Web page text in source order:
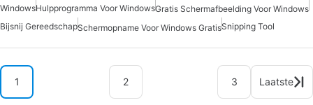
WindowsHulpprogramma Voor WindowsGratis Schermafbeelding Voor Windows
Bijsnij GereedschapSchermopname Voor Windows GratisSnipping Tool
1 2 3 Laatste